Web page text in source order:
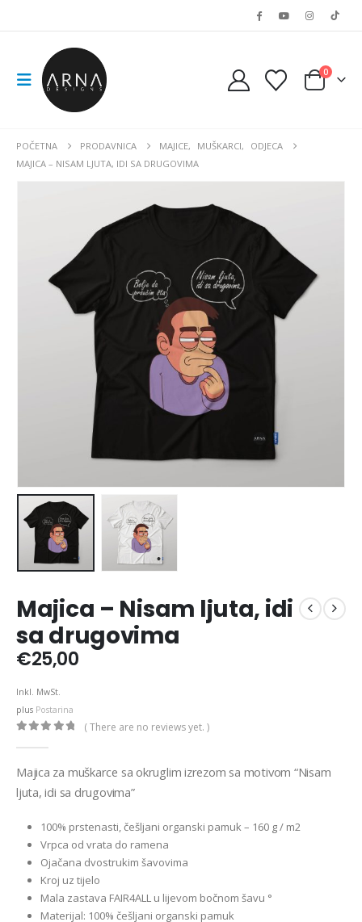
0
POČETNA PRODAVNICA MAJICE, MUŠKARCI,
ODJECA
MAJICA – NISAM LJUTA, IDI SA DRUGOVIMA
Majica – Nisam ljuta, idi
sa drugovima
€25,00
Inkl. MwSt.
plus Postarina
( There are no reviews yet. )
Majica za muškarce sa okruglim izrezom sa motivom “Nisam
ljuta, idi sa drugovima”
100% prstenasti, češljani organski pamuk – 160 g / m2
Vrpca od vrata do ramena
Ojačana dvostrukim šavovima
Kroj uz tijelo
Mala zastava FAIR4ALL u lijevom bočnom šavu °
Materijal: 100% češljani organski pamuk